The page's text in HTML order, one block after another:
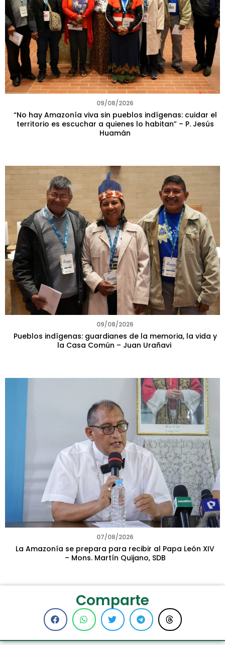
09/08/2026
“No hay Amazonía viva sin pueblos indígenas: cuidar el
territorio es escuchar a quienes lo habitan” – P. Jesús
Huamán
09/08/2026
Pueblos indígenas: guardianes de la memoria, la vida y
la Casa Común – Juan Urañavi
07/08/2026
La Amazonía se prepara para recibir al Papa León XIV
– Mons. Martín Quijano, SDB
Comparte